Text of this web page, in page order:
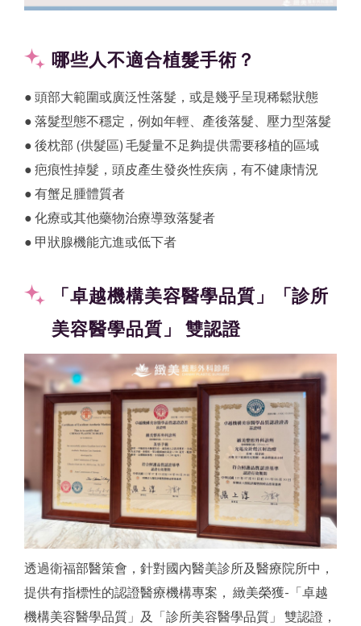
哪些人不適合植髮手術？
● 頭部大範圍或廣泛性落髮，或是幾乎呈現稀鬆狀態
● 落髮型態不穩定，例如年輕、產後落髮、壓力型落髮
● 後枕部 (供髮區) 毛髮量不足夠提供需要移植的區域
● 疤痕性掉髮，頭皮產生發炎性疾病，有不健康情況
● 有蟹足腫體質者
● 化療或其他藥物治療導致落髮者
● 甲狀腺機能亢進或低下者
「卓越機構美容醫學品質」「診所
美容醫學品質」 雙認證
透過衛福部醫策會，針對國內醫美診所及醫療院所中，
提供有指標性的認證醫療機構專案， 緻美榮獲-「卓越
機構美容醫學品質」及「診所美容醫學品質」 雙認證，